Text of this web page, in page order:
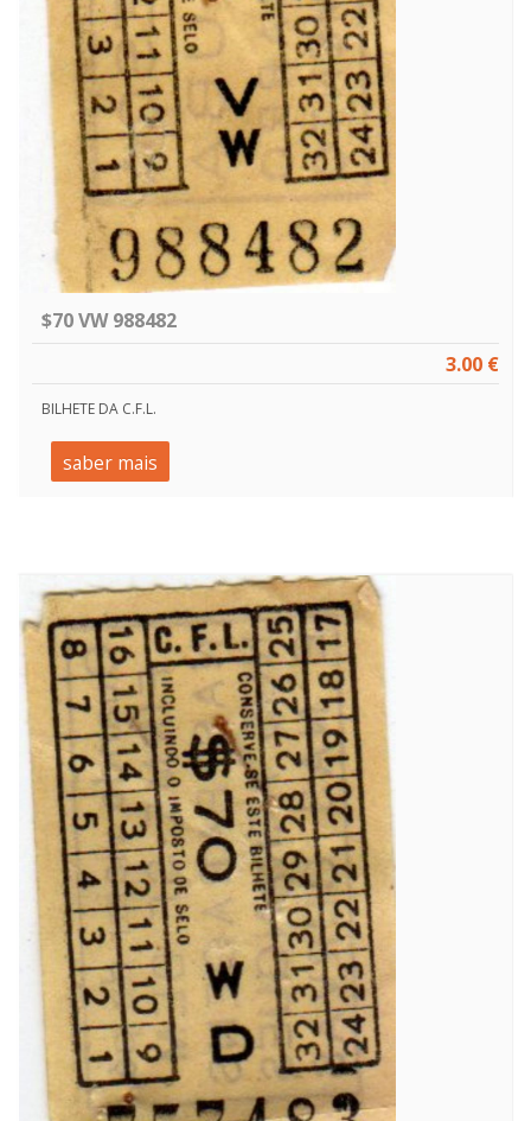
$70 VW 988482
3.00 €
BILHETE DA C.F.L.
saber mais